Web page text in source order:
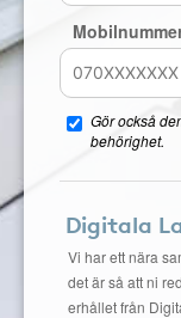
Gör också
behörighet.
Digitala
Vi har ett nära
det är så att ni
erhållet från